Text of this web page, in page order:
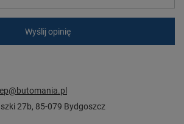
Wyślij opinię
27b, 85-079 Bydgoszcz